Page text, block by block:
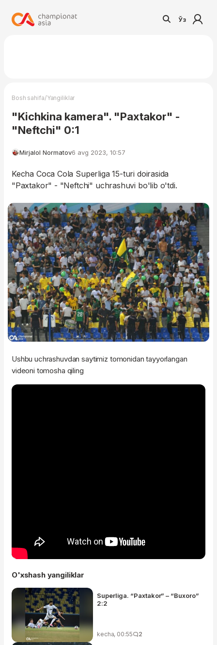
Ўз
Bosh sahifa/Yangiliklar
"Kichkina kamera". "Paxtakor" -
"Neftchi" 0:1
Mirjalol Normatov6 avg 2023, 10:57
Kecha Coca Cola Superliga 15-turi doirasida
"Paxtakor" - "Neftchi" uchrashuvi bo'lib o'tdi.
Ushbu uchrashuvdan saytimiz tomonidan tayyorlangan
videoni tomosha qiling
O'xshash yangiliklar
Superliga. “Paxtakor” – “Buxoro”
2:2
kecha, 00:55 2